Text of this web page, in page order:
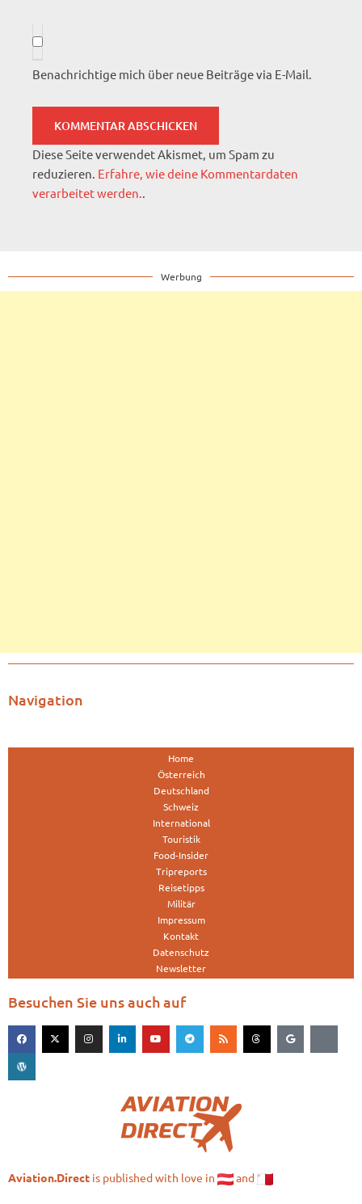
Benachrichtige mich über neue Beiträge via E-Mail.
Diese Seite verwendet Akismet, um Spam zu
reduzieren. Erfahre, wie deine Kommentardaten
verarbeitet werden..
Werbung
Navigation
Home
Österreich
Deutschland
Schweiz
International
Touristik
Food-Insider
Tripreports
Reisetipps
Militär
Impressum
Kontakt
Datenschutz
Newsletter
Besuchen Sie uns auch auf
Aviation.Direct is published with love in and